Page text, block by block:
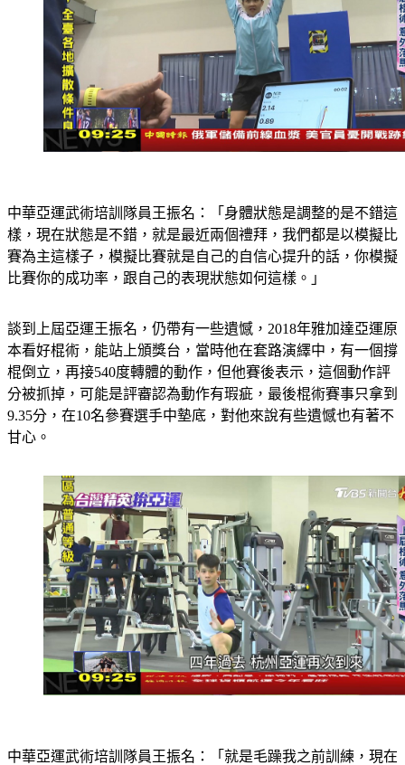
中華亞運武術培訓隊員王振名：「身體狀態是調整的是不錯這
樣，現在狀態是不錯，就是最近兩個禮拜，我們都是以模擬比
賽為主這樣子，模擬比賽就是自己的自信心提升的話，你模擬
比賽你的成功率，跟自己的表現狀態如何這樣。」
談到上屆亞運王振名，仍帶有一些遺憾，2018年雅加達亞運原
本看好棍術，能站上頒獎台，當時他在套路演繹中，有一個撐
棍倒立，再接540度轉體的動作，但他賽後表示，這個動作評
分被抓掉，可能是評審認為動作有瑕疵，最後棍術賽事只拿到
9.35分，在10名參賽選手中墊底，對他來說有些遺憾也有著不
甘心。
中華亞運武術培訓隊員王振名：「就是毛躁我之前訓練，現在